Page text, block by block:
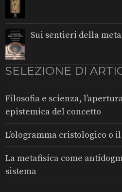
Sui sentieri della
SELEZIONE DI
Filosofia e scienza,
epistemica del concetto
L’ologramma cristologico o
La metafisica come
sistema